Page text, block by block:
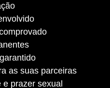
as suas parceiras
e prazer sexual